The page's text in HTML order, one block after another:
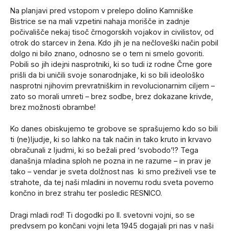
Na planjavi pred vstopom v prelepo dolino Kamniške
Bistrice se na mali vzpetini nahaja morišče in zadnje
počivališče nekaj tisoč črnogorskih vojakov in civilistov, od
otrok do starcev in žena. Kdo jih je na nečloveški način pobil
dolgo ni bilo znano, odnosno se o tem ni smelo govoriti.
Pobili so jih idejni nasprotniki, ki so tudi iz rodne Črne gore
prišli da bi uničili svoje sonarodnjake, ki so bili ideološko
nasprotni njihovim prevratniškim in revolucionarnim ciljem –
zato so morali umreti – brez sodbe, brez dokazane krivde,
brez možnosti obrambe!
Ko danes obiskujemo te grobove se sprašujemo kdo so bili
ti (ne)ljudje, ki so lahko na tak način in tako kruto in krvavo
obračunali z ljudmi, ki so bežali pred ‘svobodo’!? Tega
današnja mladina sploh ne pozna in ne razume – in prav je
tako – vendar je sveta dolžnost nas ki smo preživeli vse te
strahote, da tej naši mladini in novemu rodu sveta povemo
končno in brez strahu ter posledic RESNICO.
Dragi mladi rod! Ti dogodki po II. svetovni vojni, so se
predvsem po končani vojni leta 1945 dogajali pri nas v naši